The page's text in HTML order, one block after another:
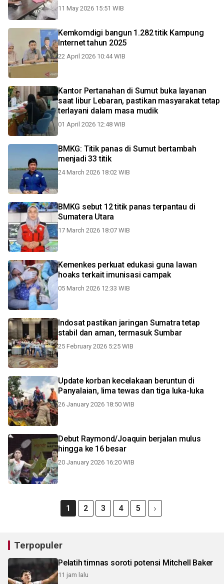
11 May 2026 15:51 WIB
Kemkomdigi bangun 1.282 titik Kampung
Internet tahun 2025
22 April 2026 10:44 WIB
Kantor Pertanahan di Sumut buka layanan
saat libur Lebaran, pastikan masyarakat tetap
terlayani dalam masa mudik
01 April 2026 12:48 WIB
BMKG: Titik panas di Sumut bertambah
menjadi 33 titik
24 March 2026 18:02 WIB
BMKG sebut 12 titik panas terpantau di
Sumatera Utara
17 March 2026 18:07 WIB
Kemenkes perkuat edukasi guna lawan
hoaks terkait imunisasi campak
05 March 2026 12:33 WIB
Indosat pastikan jaringan Sumatra tetap
stabil dan aman, termasuk Sumbar
25 February 2026 5:25 WIB
Update korban kecelakaan beruntun di
Panyalaian, lima tewas dan tiga luka-luka
26 January 2026 18:50 WIB
Debut Raymond/Joaquin berjalan mulus
hingga ke 16 besar
20 January 2026 16:20 WIB
1 2 3 4 5
Terpopuler
Pelatih timnas soroti potensi Mitchell Baker
11 jam lalu